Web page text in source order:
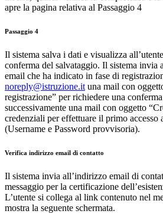
apre la pagina relativa al Passaggio 4
Passaggio 4
Il sistema salva i dati e visualizza
conferma del salvataggio. Il sistema invia
email che ha indicato in fase di
noreply@istruzione.ituna mail con
registrazione” per richiedere una
successivamente una mail con oggetto
credenziali per effettuare il primo accesso
(Username e Password provvisoria).
Verifica indirizzo email di contatto
Il sistema invia all’indirizzo email di
messaggio per la certificazione
L’utente si collega al link contenuto nel
mostra la seguente schermata.